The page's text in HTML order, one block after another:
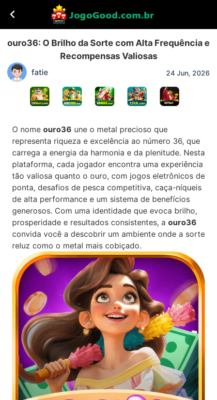
ouro36: O Brilho da Sorte com Alta Frequência e
Recompensas Valiosas
fatie 24 Jun, 2026
O nome ouro36 une o metal precioso que
representa riqueza e excelência ao número 36, que
carrega a energia da harmonia e da plenitude. Nesta
plataforma, cada jogador encontra uma experiência
tão valiosa quanto o ouro, com jogos eletrônicos de
ponta, desafios de pesca competitiva, caça-níqueis
de alta performance e um sistema de benefícios
generosos. Com uma identidade que evoca brilho,
prosperidade e resultados consistentes, a ouro36
convida você a descobrir um ambiente onde a sorte
reluz como o metal mais cobiçado.